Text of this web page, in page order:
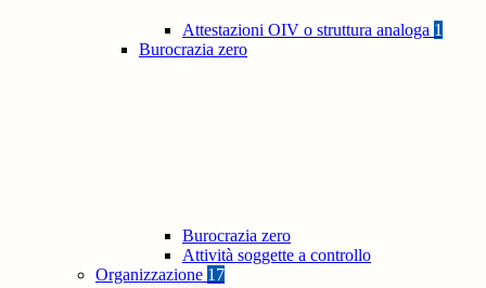
Attestazioni OIV o struttura analoga 1
Burocrazia zero
Burocrazia zero
Attività soggette a controllo
Organizzazione 17